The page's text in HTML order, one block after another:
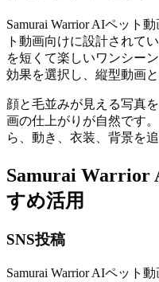
Samurai Warrior AIペット
ト動画向けに設計されて
を短くて楽しいワンシー
効果を選択し、縦型動画
顔と毛並みが見える写真
画の仕上がりが自然です
ら、動き、衣装、背景を追
Samurai Warrior
すめ活用
SNS投稿
Samurai Warrior AIペット